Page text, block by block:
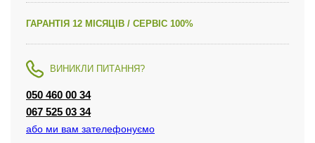
ГАРАНТІЯ 12 МІСЯЦІВ / СЕРВІС 100%
ВИНИКЛИ ПИТАННЯ?
050 460 00 34
067 525 03 34
або ми вам зателефонуємо